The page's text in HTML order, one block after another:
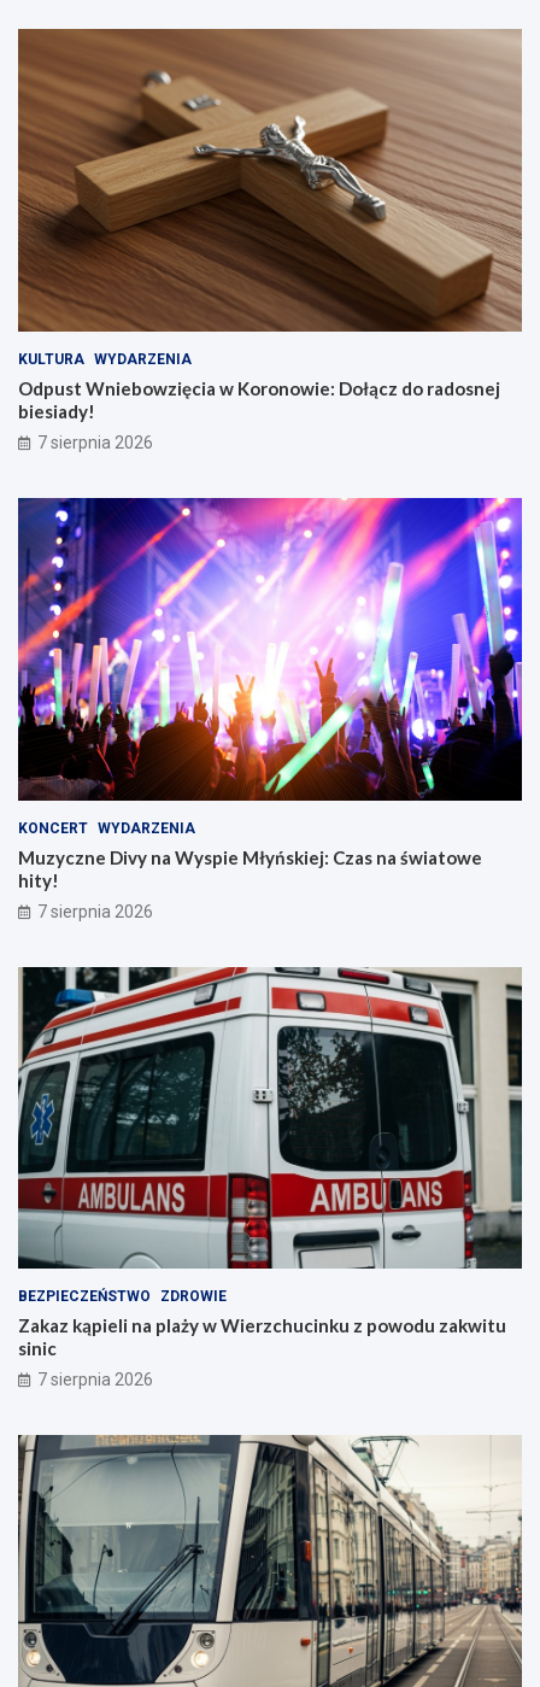
KULTURA WYDARZENIA
Odpust Wniebowzięcia w Koronowie: Dołącz do radosnej
biesiady!
7 sierpnia 2026
KONCERT WYDARZENIA
Muzyczne Divy na Wyspie Młyńskiej: Czas na światowe
hity!
7 sierpnia 2026
BEZPIECZEŃSTWO ZDROWIE
Zakaz kąpieli na plaży w Wierzchucinku z powodu zakwitu
sinic
7 sierpnia 2026